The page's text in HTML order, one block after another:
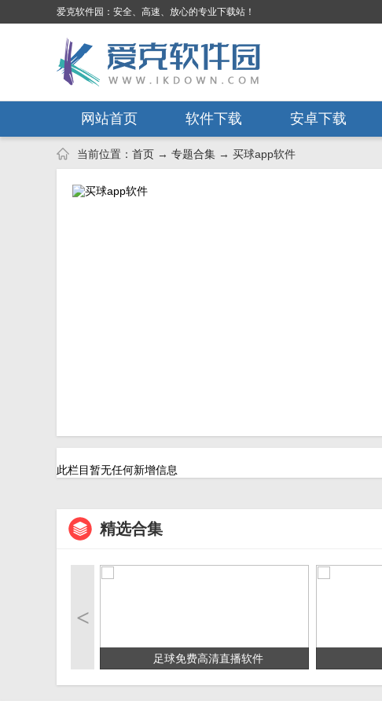
爱克软件园：安全、高速、放心的专业下载站！
网站首页 软件下载 安卓下载
当前位置： 首页 → 专题合集 → 买球app软件
此栏目暂无任何新增信息
精选合集
<
足球免费高清直播软件